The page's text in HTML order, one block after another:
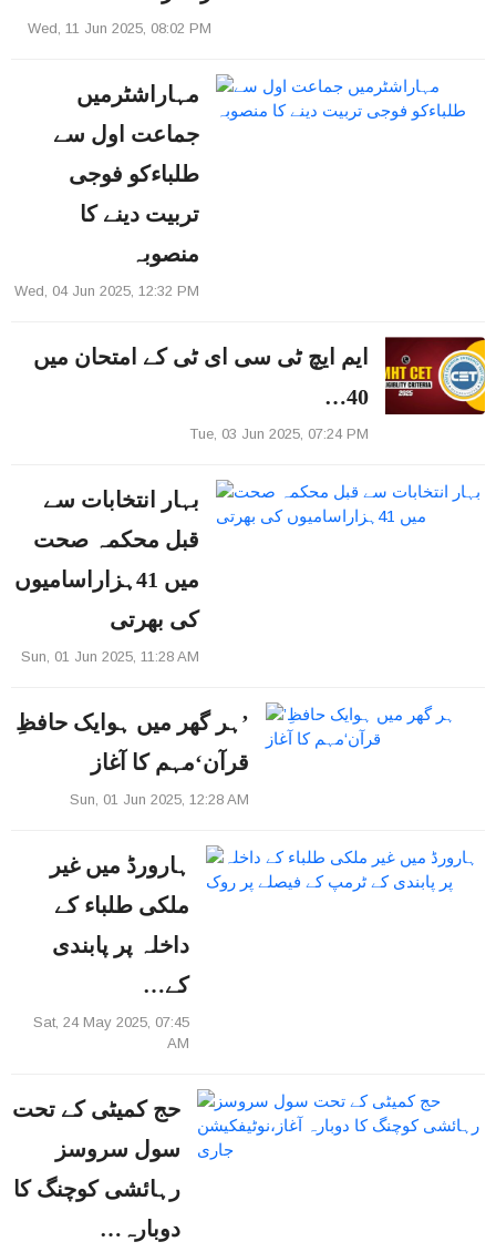
Wed, 11 Jun 2025, 08:02 PM
مہاراشٹرمیں
جماعت اول سے
طلباءکو فوجی
تربیت دینے کا
منصوبہ
Wed, 04 Jun 2025, 12:32 PM
ایم ایچ ٹی سی ای ٹی کے امتحان میں
40…
Tue, 03 Jun 2025, 07:24 PM
بہار انتخابات سے
قبل محکمہ صحت
میں 41ہزاراسامیوں
کی بھرتی
Sun, 01 Jun 2025, 11:28 AM
’ہر گھر میں ہوایک حافظِ
قرآن‘مہم کا آغاز
Sun, 01 Jun 2025, 12:28 AM
ہارورڈ میں غیر
ملکی طلباء کے
داخلہ پر پابندی
کے…
Sat, 24 May 2025, 07:45
AM
حج کمیٹی کے تحت
سول سروسز
رہائشی کوچنگ کا
دوبارہ…